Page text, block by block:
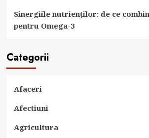
Sinergiile nutrienților: de ce
pentru Omega-3
Categorii
Afaceri
Afectiuni
Agricultura